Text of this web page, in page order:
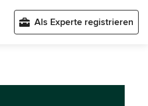
Als Experte registrieren